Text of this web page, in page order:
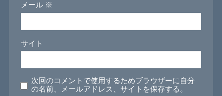
メール ※
サイト
次回のコメントで使用するためブラウザーに自分
の名前、メールアドレス、サイトを保存する。